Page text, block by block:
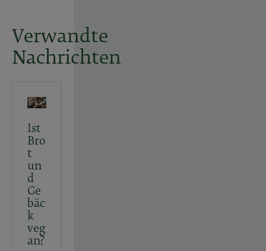
Verwandte
Nachrichten
Ist
Bro
t
un
d
Ge
bäc
k
veg
an?